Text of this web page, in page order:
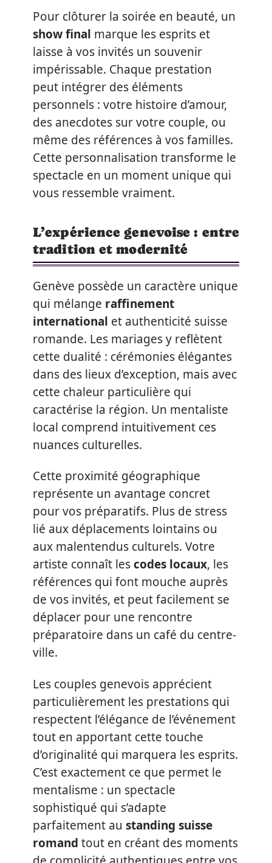
Pour clôturer la soirée en beauté, un
show final marque les esprits et
laisse à vos invités un souvenir
impérissable. Chaque prestation
peut intégrer des éléments
personnels : votre histoire d’amour,
des anecdotes sur votre couple, ou
même des références à vos familles.
Cette personnalisation transforme le
spectacle en un moment unique qui
vous ressemble vraiment.
L’expérience genevoise : entre
tradition et modernité
Genève possède un caractère unique
qui mélange raffinement
international et authenticité suisse
romande. Les mariages y reflètent
cette dualité : cérémonies élégantes
dans des lieux d’exception, mais avec
cette chaleur particulière qui
caractérise la région. Un mentaliste
local comprend intuitivement ces
nuances culturelles.
Cette proximité géographique
représente un avantage concret
pour vos préparatifs. Plus de stress
lié aux déplacements lointains ou
aux malentendus culturels. Votre
artiste connaît lescodes locaux, les
références qui font mouche auprès
de vos invités, et peut facilement se
déplacer pour une rencontre
préparatoire dans un café du centre-
ville.
Les couples genevois apprécient
particulièrement les prestations qui
respectent l’élégance de l’événement
tout en apportant cette touche
d’originalité qui marquera les esprits.
C’est exactement ce que permet le
mentalisme : un spectacle
sophistiqué qui s’adapte
parfaitement au standing suisse
romand tout en créant des moments